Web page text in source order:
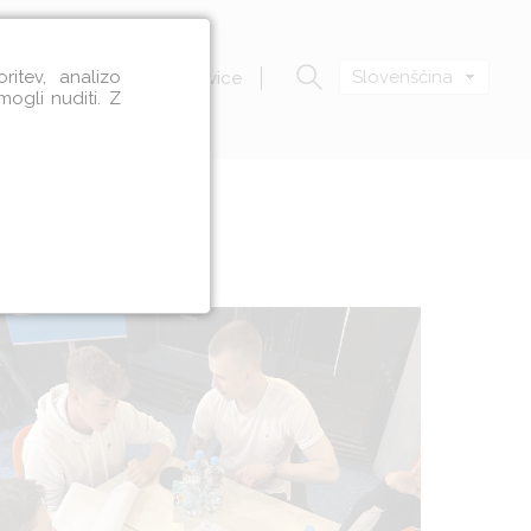
Zavod VOZIM Novice Slovenščina
analizo
nuditi. Z